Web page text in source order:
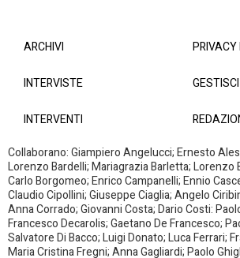
ARCHIVI
INTERVISTE
INTERVENTI
Collaborano: Giampiero Angelucci; Ernesto
Lorenzo Bardelli; Mariagrazia Barletta; Lorenzo
Carlo Borgomeo; Enrico Campanelli; Ennio
Claudio Cipollini; Giuseppe Ciaglia; Angelo
Anna Corrado; Giovanni Costa; Dario Costi:
Francesco Decarolis; Gaetano De Francesco;
Salvatore Di Bacco; Luigi Donato; Luca Ferrari;
Maria Cristina Fregni; Anna Gagliardi; Paolo